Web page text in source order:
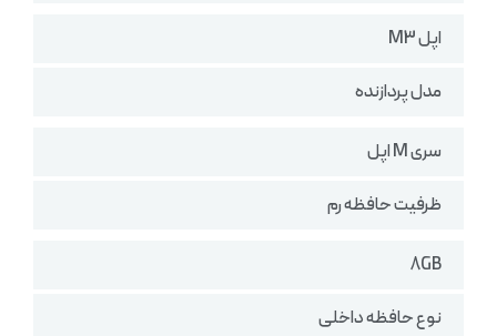
اپل M3
مدل پردازنده
سری M اپل
ظرفیت حافظه رم
8GB
نوع حافظه داخلی